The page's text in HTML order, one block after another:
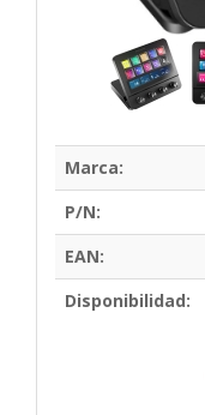
Marca:
P/N:
EAN:
Disponibilidad: